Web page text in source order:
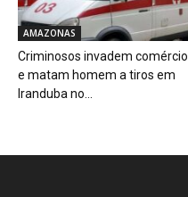
AMAZONAS
Criminosos invadem comércio
e matam homem a tiros em
Iranduba no...